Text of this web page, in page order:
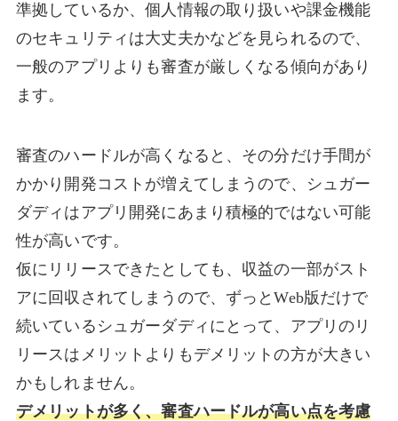
準拠しているか、個人情報の取り扱いや課金機能
のセキュリティは大丈夫かなどを見られるので、
一般のアプリよりも審査が厳しくなる傾向があり
ます。
審査のハードルが高くなると、その分だけ手間が
かかり開発コストが増えてしまうので、シュガー
ダディはアプリ開発にあまり積極的ではない可能
性が高いです。
仮にリリースできたとしても、収益の一部がスト
アに回収されてしまうので、ずっとWeb版だけで
続いているシュガーダディにとって、アプリのリ
リースはメリットよりもデメリットの方が大きい
かもしれません。
デメリットが多く、審査ハードルが高い点を考慮